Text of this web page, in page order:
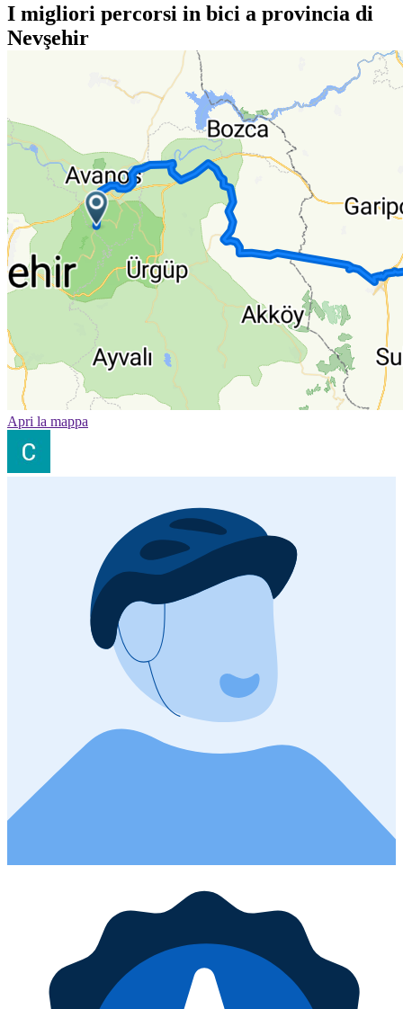
I migliori percorsi in bici a provincia di
Nevşehir
Apri la mappa